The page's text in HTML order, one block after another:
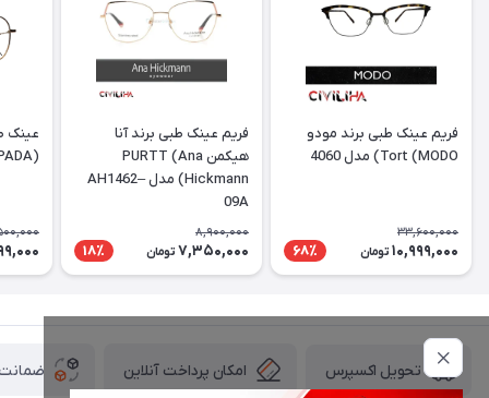
فریم عینک طبی برند مودو
Tort (MODO) مدل 4060
33,600,000
10,999,000 تومان 68٪
فریم عینک طبی برند آنا
هیکمن PURTT (Ana
Hickmann) مدل AH1462–
09A
8,900,000
7,350,000 تومان 18٪
عینک
(DESPADA) مدل DSC 5077
تحویل اکسپرس امکان پرداخت آنلاین ضمانت